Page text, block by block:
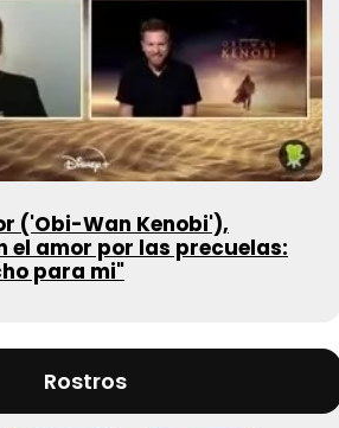
('Obi-Wan Kenobi'),
el amor por las precuelas:
para mi"
Rostros